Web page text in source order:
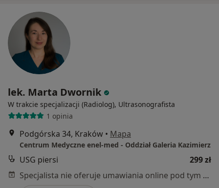
lek. Marta Dwornik
W trakcie specjalizacji (Radiolog), Ultrasonografista
1 opinia
Podgórska 34, Kraków • Mapa
Centrum Medyczne enel-med - Oddział Galeria Kazimierz
USG piersi
299 zł
Specjalista nie oferuje umawiania online pod tym adresem.